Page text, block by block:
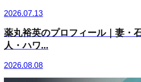
2026.07.13
薬丸裕英のプロフィール｜妻・
人・ハワ...
2026.08.08